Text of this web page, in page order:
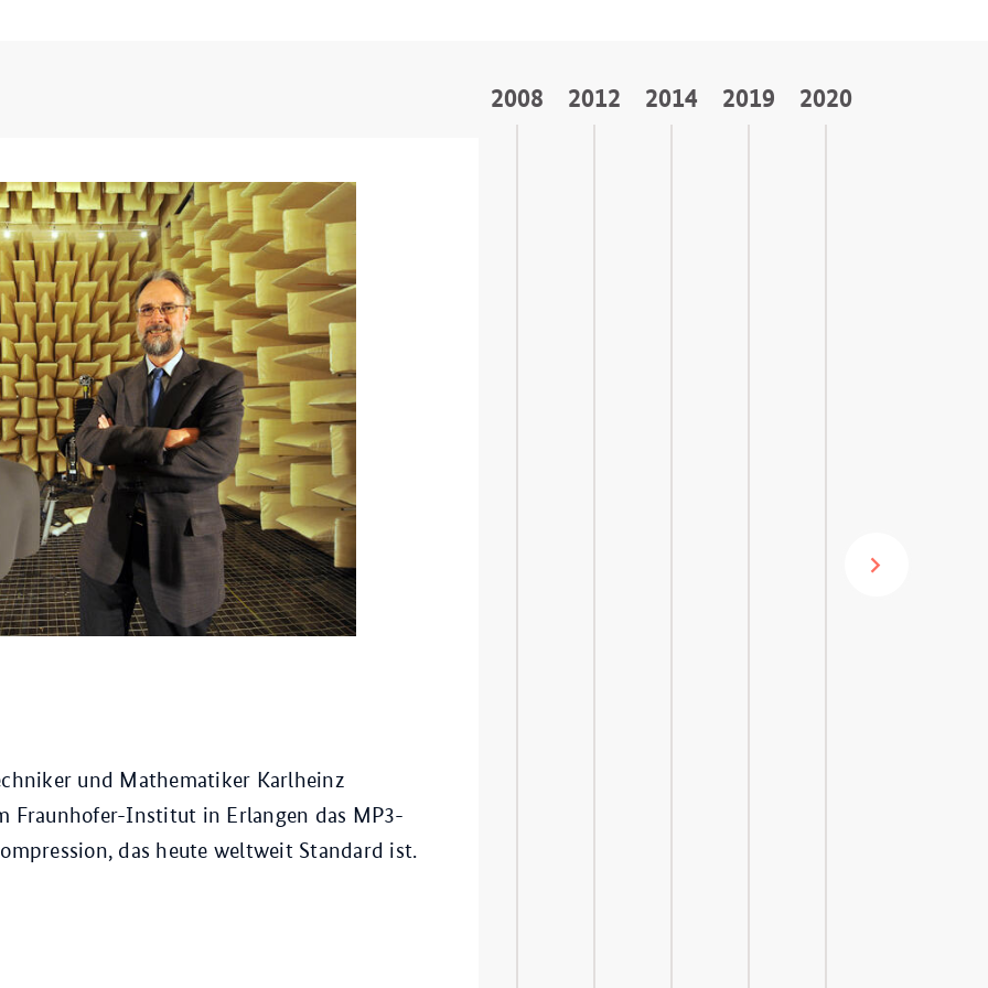
und Mathematiker Karlheinz
Fraunhofer-Institut in Erlangen das MP3-
das heute weltweit Standard ist.
2008 2012 2014 2019 2020